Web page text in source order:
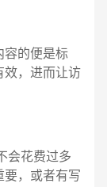
的便是标
效，进而让访
花费过多
要，或者有写